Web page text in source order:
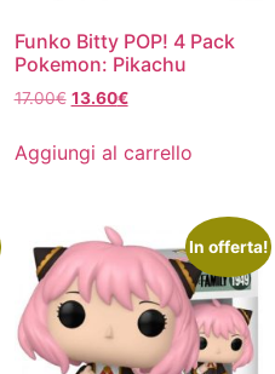
Funko Bitty POP! 4 Pack
Pokemon: Pikachu
17.00€ Il
originale
era:
13.60€Il
attuale
Aggiungi al carrello
In offerta!